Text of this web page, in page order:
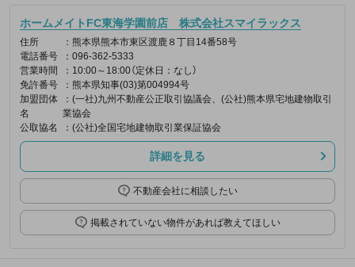
ホームメイトFC東海学園前店 株式会社スマイラックス
住所
：熊本県熊本市東区渡鹿８丁目14番58号
電話番号
：096-362-5333
営業時間
：10:00～18:00（定休日：なし）
免許番号
：熊本県知事(03)第004994号
加盟団体
名
：(一社)九州不動産公正取引協議会、(公社)熊本県宅地建物取引
業協会
公取協名
：(公社)全国宅地建物取引業保証協会
詳細を見る
不動産会社に相談したい
掲載されていない物件があれば教えてほしい